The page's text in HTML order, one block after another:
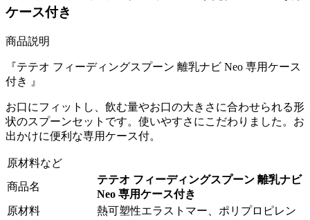
ケース付き
商品説明
『テテオ フィーディングスプーン 離乳ナビ Neo 専用ケース
付き 』
お口にフィットし、飲む量やお口の大きさに合わせられる形
状のスプーンセットです。使いやすさにこだわりました。お
出かけに便利な専用ケース付。
原材料など
商品名
テテオ フィーディングスプーン 離乳ナビ
Neo 専用ケース付き
原材料
熱可塑性エラストマー、ポリプロピレン